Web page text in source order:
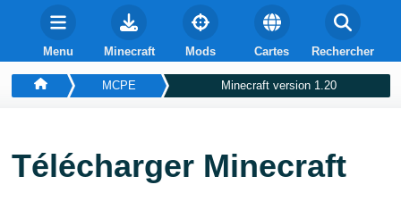
Menu Minecraft Mods Cartes Rechercher
MCPE Minecraft version 1.20
Télécharger Minecraft